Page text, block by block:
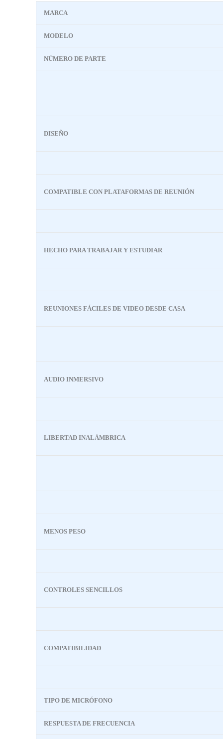
MARCA
MODELO
NÚMERO DE PARTE
DISEÑO
COMPATIBLE CON PLATAFORMAS DE REUNIÓN
HECHO PARA TRABAJAR Y ESTUDIAR
REUNIONES FÁCILES DE VIDEO DESDE CASA
AUDIO INMERSIVO
LIBERTAD INALÁMBRICA
MENOS PESO
CONTROLES SENCILLOS
COMPATIBILIDAD
TIPO DE MICRÓFONO
RESPUESTA DE FRECUENCIA